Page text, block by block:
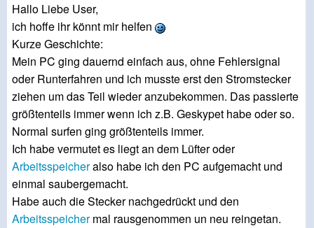
Hallo Liebe User,
ich hoffe ihr könnt mir helfen
Kurze Geschichte:
Mein PC ging dauernd einfach aus, ohne Fehlersignal
oder Runterfahren und ich musste erst den Stromstecker
ziehen um das Teil wieder anzubekommen. Das passierte
größtenteils immer wenn ich z.B. Geskypet habe oder so.
Normal surfen ging größtenteils immer.
Ich habe vermutet es liegt an dem Lüfter oder
Arbeitsspeicheralso habe ich den PC aufgemacht und
einmal saubergemacht.
Habe auch die Stecker nachgedrückt und den
Arbeitsspeichermal rausgenommen un neu reingetan.